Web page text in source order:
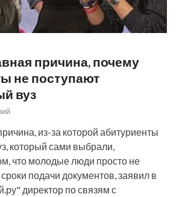
причина, почему
не поступают
вуз
из-за которой абитуриенты
который сами выбрали,
что молодые люди просто не
подачи документов, заявил в
директор по связям с